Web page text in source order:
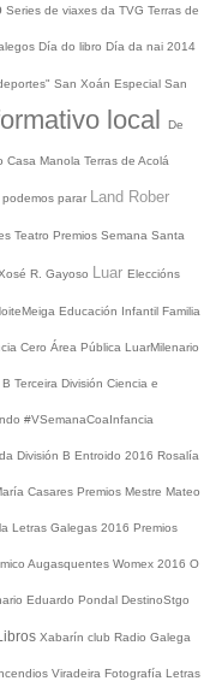
Series de viaxes da TVG Terras de
Día do libro Día da nai 2014
San Xoán Especial San
local De
Casa Manola Terras de Acolá
parar Land Rober
Teatro Premios Semana Santa
R. Gayoso Luar Eleccións
Educación Infantil Familia
Cero Área Pública LuarMilenario
Terceira División Ciencia e
#VSemanaCoaInfancia
División B Entroido 2016 Rosalía
Casares Premios Mestre Mateo
Letras Galegas 2016 Premios
Augasquentes Womex 2016 O
Eduardo Pondal DestinoStgo
Xabarín club Radio Galega
Viradeira Fotografía Letras